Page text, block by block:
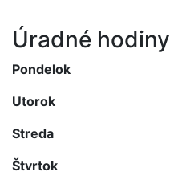
Úradné hodiny
Pondelok
Utorok
Streda
Štvrtok